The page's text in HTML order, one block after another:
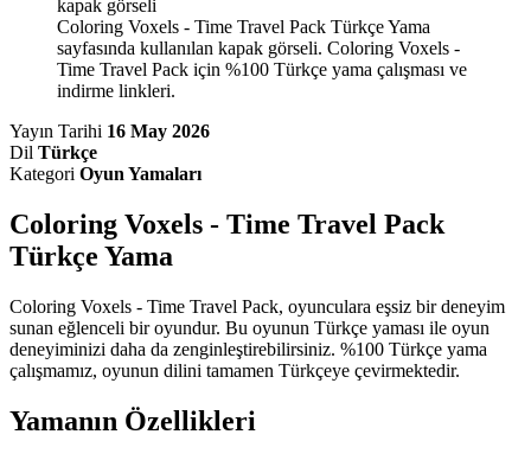
Coloring Voxels - Time Travel Pack Türkçe Yama
sayfasında kullanılan kapak görseli. Coloring Voxels -
Time Travel Pack için %100 Türkçe yama çalışması ve
indirme linkleri.
Yayın Tarihi 16 May 2026
Dil Türkçe
Kategori Oyun Yamaları
Coloring Voxels - Time Travel Pack
Türkçe Yama
Coloring Voxels - Time Travel Pack, oyunculara eşsiz bir deneyim
sunan eğlenceli bir oyundur. Bu oyunun Türkçe yaması ile oyun
deneyiminizi daha da zenginleştirebilirsiniz. %100 Türkçe yama
çalışmamız, oyunun dilini tamamen Türkçeye çevirmektedir.
Yamanın Özellikleri